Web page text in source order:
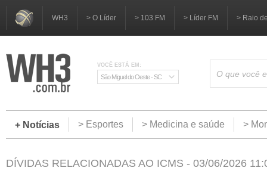
WH3 > O Líder > 103 FM > Líder FM > Raio
VOCÊ ESTÁ EM:
São Miguel do Oeste - SC
+ Notícias > Esportes > Medicina e saúde >
DÍVIDAS RELACIONADAS AO ICMS - 03/06/2026